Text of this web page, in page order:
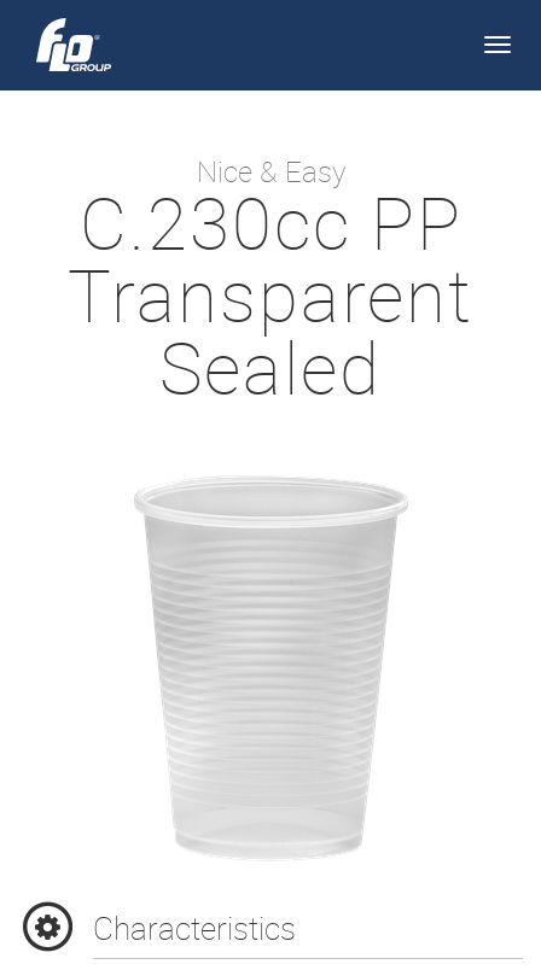
Nice & Easy
C.230cc PP
Transparent
Sealed
Characteristics